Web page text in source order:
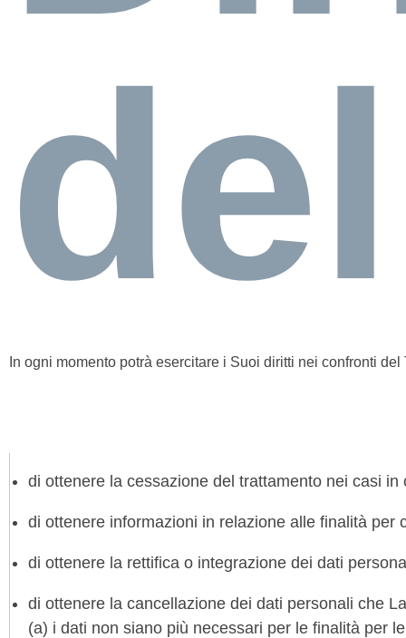
In ogni momento potrà esercitare i Suoi diritti nei confronti
di ottenere la cessazione del trattamento nei casi
di ottenere informazioni in relazione alle finalità
di ottenere la rettifica o integrazione dei dati
di ottenere la cancellazione dei dati personali che
(a) i dati non siano più necessari per le finalità per